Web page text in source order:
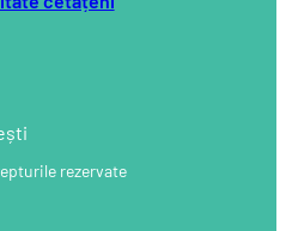
rezervate